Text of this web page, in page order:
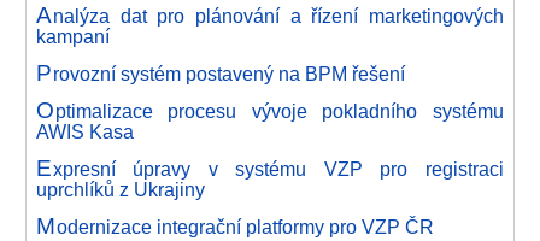
Analýza dat pro plánování a řízení marketingových
kampaní
Provozní systém postavený na BPM řešení
Optimalizace procesu vývoje pokladního systému
AWIS Kasa
Expresní úpravy v systému VZP pro registraci
uprchlíků z Ukrajiny
Modernizace integrační platformy pro VZP ČR